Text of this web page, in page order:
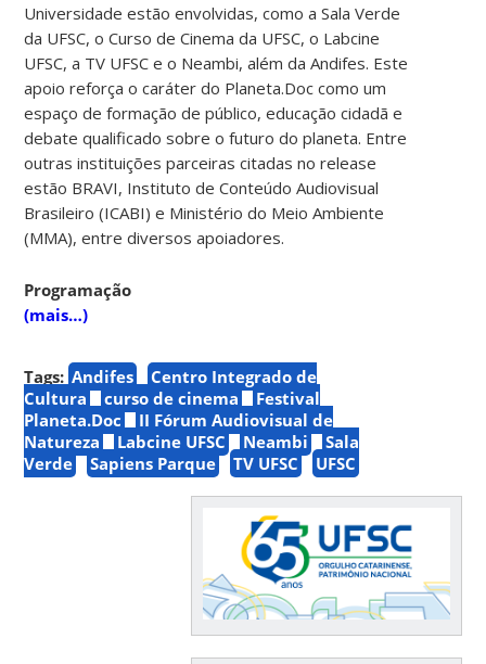
Universidade estão envolvidas, como a Sala Verde
da UFSC, o Curso de Cinema da UFSC, o Labcine
UFSC, a TV UFSC e o Neambi, além da Andifes. Este
apoio reforça o caráter do Planeta.Doc como um
espaço de formação de público, educação cidadã e
debate qualificado sobre o futuro do planeta. Entre
outras instituições parceiras citadas no release
estão BRAVI, Instituto de Conteúdo Audiovisual
Brasileiro (ICABI) e Ministério do Meio Ambiente
(MMA), entre diversos apoiadores.
Programação
(mais…)
Tags: Andifes
Centro Integrado de
Cultura
curso de cinema
Festival
Planeta.Doc
II Fórum Audiovisual de
Natureza
Labcine UFSC Neambi
Sala
Verde
Sapiens Parque TV UFSC UFSC